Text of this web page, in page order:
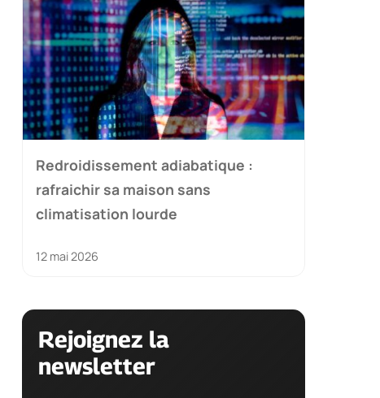
Redroidissement adiabatique :
rafraichir sa maison sans
climatisation lourde
12 mai 2026
Rejoignez la
newsletter